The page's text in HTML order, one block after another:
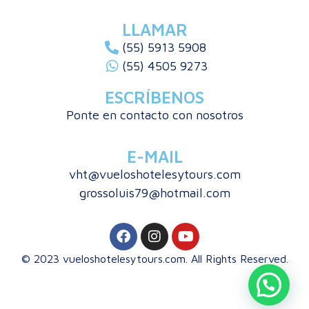
LLAMAR
(55) 5913 5908
(55) 4505 9273
ESCRÍBENOS
Ponte en contacto con nosotros
E-MAIL
vht@vueloshotelesytours.com
grossoluis79@hotmail.com
© 2023 vueloshotelesytours.com. All Rights Reserved.